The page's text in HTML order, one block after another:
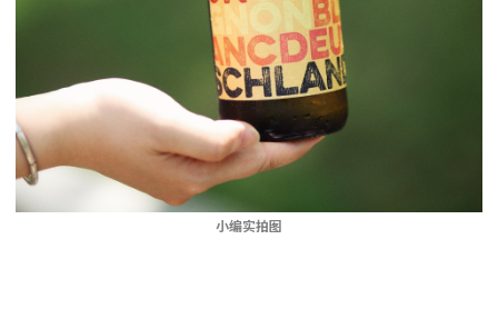
小编实拍图